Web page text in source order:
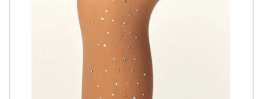
PATINAGEM